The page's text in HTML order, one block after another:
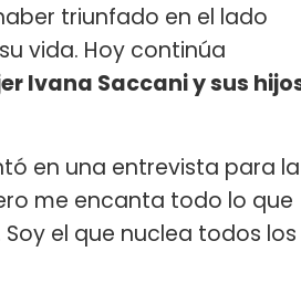
triunfado en el lado
vida. Hoy continúa
Ivana Saccani y sus
en una entrevista para la
me encanta todo lo que
el que nuclea todos los